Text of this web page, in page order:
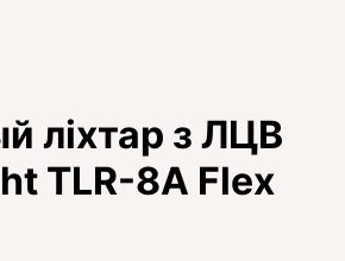
ліхтар з ЛЦВ
TLR-8A Flex